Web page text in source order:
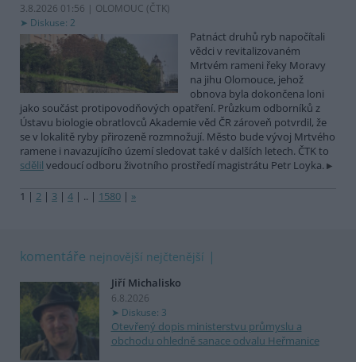
3.8.2026 01:56 | OLOMOUC (ČTK)
Diskuse: 2
Patnáct druhů ryb napočítali
vědci v revitalizovaném
Mrtvém rameni řeky Moravy
na jihu Olomouce, jehož
obnova byla dokončena loni
jako součást protipovodňových opatření. Průzkum odborníků z
Ústavu biologie obratlovců Akademie věd ČR zároveň potvrdil, že
se v lokalitě ryby přirozeně rozmnožují. Město bude vývoj Mrtvého
ramene i navazujícího území sledovat také v dalších letech. ČTK to
sdělil vedoucí odboru životního prostředí magistrátu Petr Loyka.
1 | 2 | 3 | 4 | .. | 1580 | »
komentáře nejnovější nejčtenější
Jiří Michalisko
6.8.2026
Diskuse: 3
Otevřený dopis ministerstvu průmyslu a
obchodu ohledně sanace odvalu Heřmanice